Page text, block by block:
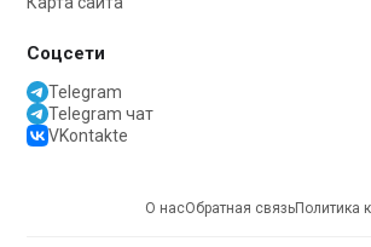
Соцсети
Telegram
Telegram чат
VKontakte
О насОбратная связьПолитика